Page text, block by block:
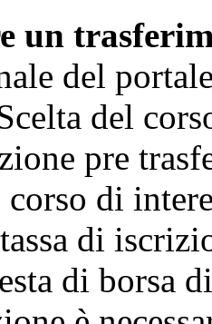
un
del
del
pre
di
di
di borsa